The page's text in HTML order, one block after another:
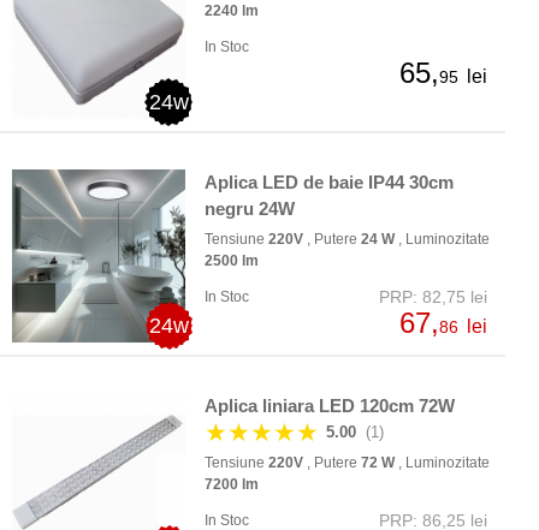
24w
2240 lm
In Stoc
65,95 lei
24w
Aplica LED de baie IP44 30cm
negru 24W
Tensiune 220V , Putere 24 W, Luminozitate
2500 lm
In Stoc PRP: 82,75 lei
67,86 lei
Aplica liniara LED 120cm 72W
★★★★★ 5.00 (1)
Tensiune 220V , Putere 72 W, Luminozitate
7200 lm
In Stoc PRP: 86,25 lei